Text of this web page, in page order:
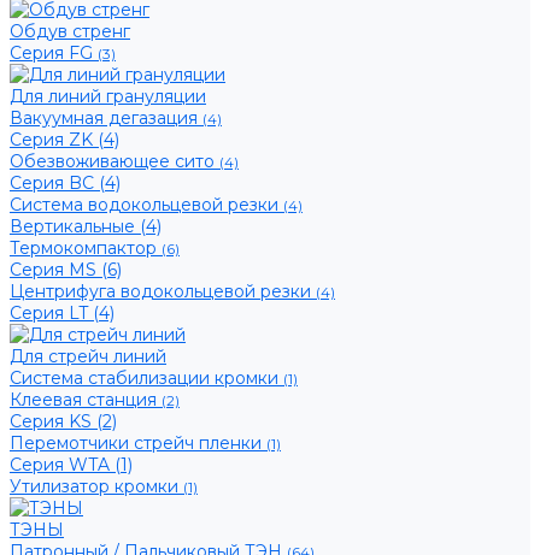
Обдув стренг
Серия FG (3)
Для линий грануляции
Вакуумная дегазация (4)
Серия ZK (4)
Обезвоживающее сито (4)
Серия BC (4)
Система водокольцевой резки (4)
Вертикальные (4)
Термокомпактор (6)
Серия MS (6)
Центрифуга водокольцевой резки (4)
Серия LT (4)
Для стрейч линий
Система стабилизации кромки (1)
Клеевая станция (2)
Серия KS (2)
Перемотчики стрейч пленки (1)
Серия WTA (1)
Утилизатор кромки (1)
ТЭНЫ